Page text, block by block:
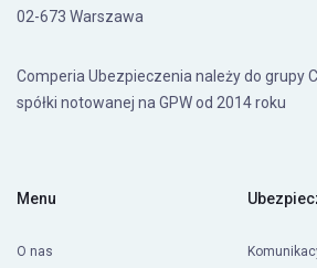
spółki notowanej na GPW od 2014 roku
Dom i